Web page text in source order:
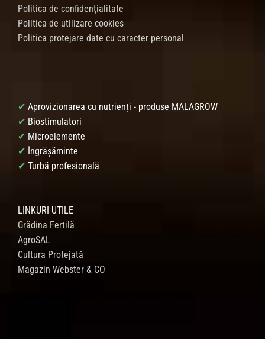
Politica de confidențialitate
Politica de utilizare cookies
Politica protejare date cu caracter personal
✔ Aprovizionarea cu nutrienți - produse MALAGROW
✔ Biostimulatori
✔ Microelemente
✔ Îngrășăminte
✔ Turbă profesională
LINKURI UTILE
Grădina Fertilă
AgroSAL
Cultura Protejată
Magazin Webster & CO